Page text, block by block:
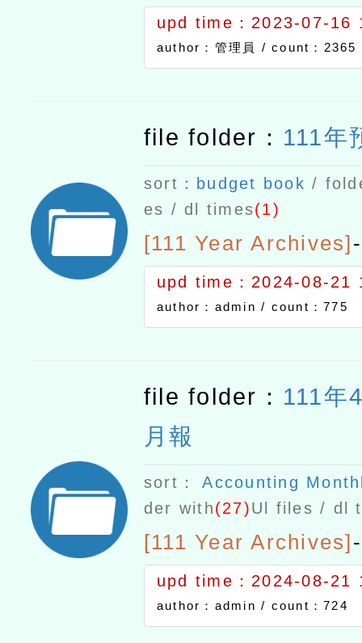
度課程計畫備查通過
文如附件。
upd time：2023-07-16
author：管理員 /count：2365
file folder： 111年
sort： budget book /
es / dl times(1)
[111 Year Archives]-
upd time：2024-08-21
author：admin / count：775
file folder： 111年
月報
sort：
Accounting
der with(27)Ul files / dl
[111 Year Archives]-
upd time：2024-08-21
author：admin / count：724